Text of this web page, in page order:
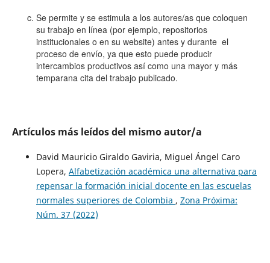
Se permite y se estimula a los autores/as que coloquen
su trabajo en línea (por ejemplo, repositorios
institucionales o en su website) antes y durante el
proceso de envío, ya que esto puede producir
intercambios productivos así como una mayor y más
temparana cita del trabajo publicado.
Artículos más leídos del mismo autor/a
David Mauricio Giraldo Gaviria, Miguel Ángel Caro
Lopera, Alfabetización académica una alternativa para
repensar la formación inicial docente en las escuelas
normales superiores de Colombia , Zona Próxima:
Núm. 37 (2022)